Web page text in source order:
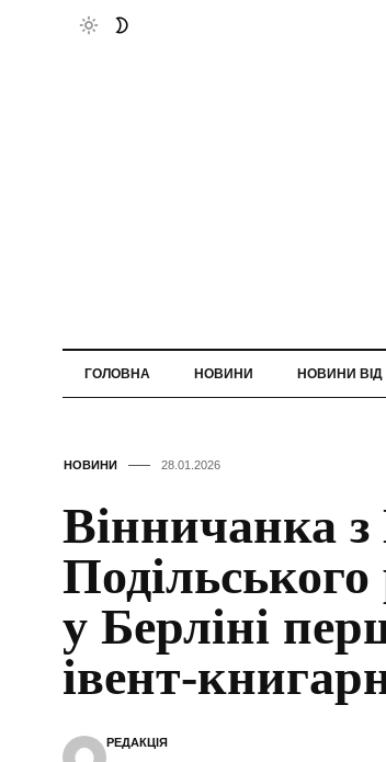
ГОЛОВНА НОВИНИ НОВИНИ ВІД
НОВИНИ 28.01.2026
Вінничанка
у Берліні
івент-
РЕДАКЦІЯ